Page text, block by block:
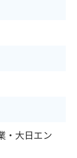
・大日エン